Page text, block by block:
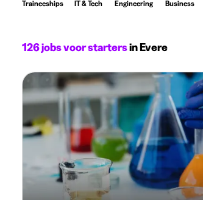
Traineeships IT & Tech Engineering Business
126 jobs voor startersin Evere